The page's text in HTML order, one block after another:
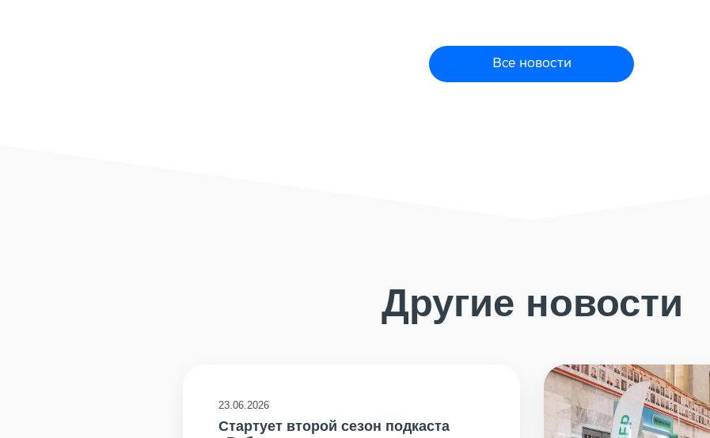
Все новости
Другие новости
23.06.2026
Стартует второй сезон подкаста